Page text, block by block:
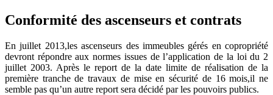
Conformité des ascenseurs et contrats
En juillet 2013,les ascenseurs des immeubles gérés en copropriété
devront répondre aux normes issues de l’application de la loi du 2
juillet 2003. Après le report de la date limite de réalisation de la
première tranche de travaux de mise en sécurité de 16 mois,il ne
semble pas qu’un autre report sera décidé par les pouvoirs publics.